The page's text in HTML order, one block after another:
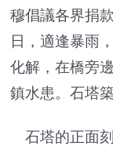
穆倡議各界捐
日，適逢暴雨
化解，在橋旁
鎮水患。石塔
石塔的正面